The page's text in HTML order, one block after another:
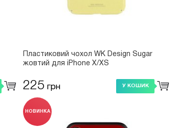
Пластиковий чохол WK Design Sugar
жовтий для iPhone X/XS
225 грн У КОШИК
НОВИНКА